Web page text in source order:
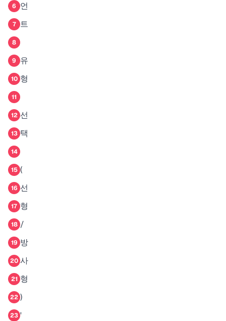
6 언
7 트
8
9 유
10 형
11
12 선
13 택
14
15 (
16 선
17 형
18 /
19 방
20 사
21 형
22 )
23 '